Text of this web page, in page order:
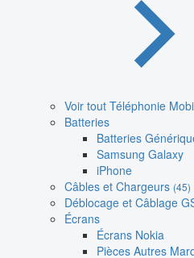
Voir tout Téléphonie
Batteries
Batteries
Samsung Galaxy
iPhone
Câbles et Chargeurs (45)
Déblocage et Câblage
Écrans
Écrans Nokia
Pièces Autres